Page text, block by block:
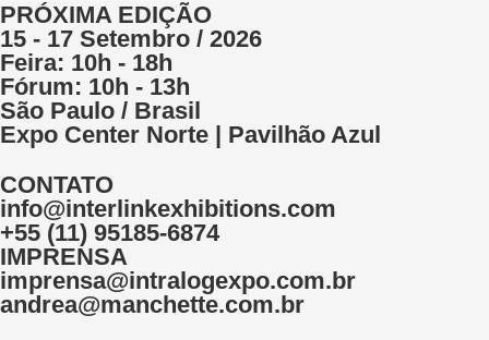
PRÓXIMA EDIÇÃO
15 - 17 Setembro / 2026
Feira: 10h - 18h
Fórum: 10h - 13h
São Paulo / Brasil
Expo Center Norte | Pavilhão Azul
CONTATO
info@interlinkexhibitions.com
+55 (11) 95185-6874
IMPRENSA
imprensa@intralogexpo.com.br
andrea@manchette.com.br